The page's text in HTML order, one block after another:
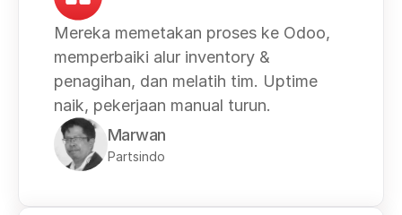
Mereka memetakan proses ke Odoo,
memperbaiki alur inventory &
penagihan, dan melatih tim. Uptime
naik, pekerjaan manual turun.
Marwan
Partsindo